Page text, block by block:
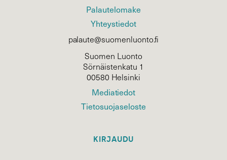
Palautelomake
Yhteystiedot
palaute@suomenluonto.fi
Suomen Luonto
Sörnäistenkatu 1
00580 Helsinki
Mediatiedot
Tietosuojaseloste
KIRJAUDU